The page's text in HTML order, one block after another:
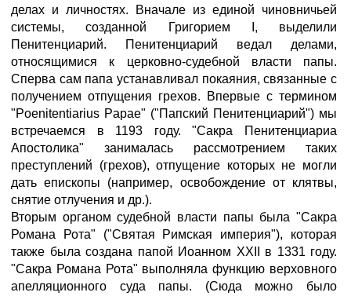
делах и личностях. Вначале из единой чиновничьей
системы, созданной Григорием I, выделили
Пенитенциарий. Пенитенциарий ведал делами,
относящимися к церковно-судебной власти папы.
Сперва сам папа устанавливал покаяния, связанные с
получением отпущения грехов. Впервые с термином
"Poenitentiarius Papae" ("Папский Пенитенциарий") мы
встречаемся в 1193 году. "Сакра Пенитенциариа
Апостолика" занималась рассмотрением таких
преступлений (грехов), отпущение которых не могли
дать епископы (например, освобождение от клятвы,
снятие отлучения и др.).
Вторым органом судебной власти папы была "Сакра
Романа Рота" ("Святая Римская империя"), которая
также была создана папой Иоанном XXII в 1331 году.
"Сакра Романа Рота" выполняла функцию верховного
апелляционного суда папы. (Сюда можно было